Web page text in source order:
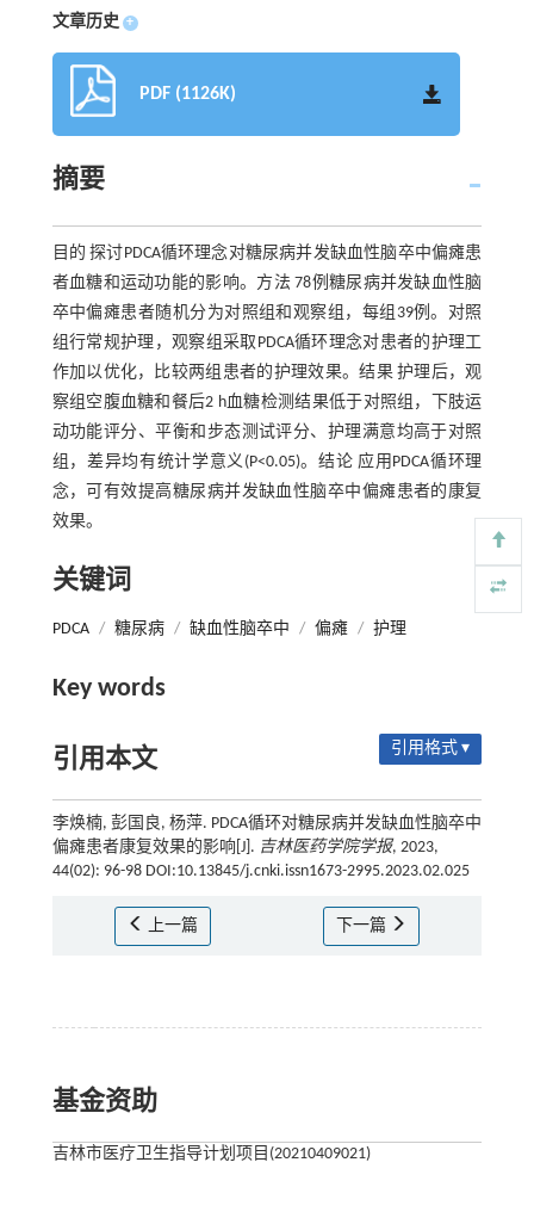
文章历史 +
PDF (1126K)
摘要
目的 探讨PDCA循环理念对糖尿病并发缺血性脑卒中偏瘫患
者血糖和运动功能的影响。方法 78例糖尿病并发缺血性脑
卒中偏瘫患者随机分为对照组和观察组，每组39例。对照
组行常规护理，观察组采取PDCA循环理念对患者的护理工
作加以优化，比较两组患者的护理效果。结果 护理后，观
察组空腹血糖和餐后2 h血糖检测结果低于对照组，下肢运
动功能评分、平衡和步态测试评分、护理满意均高于对照
组，差异均有统计学意义(P<0.05)。结论 应用PDCA循环理
念，可有效提高糖尿病并发缺血性脑卒中偏瘫患者的康复
效果。
关键词
PDCA / 糖尿病 / 缺血性脑卒中 / 偏瘫 / 护理
Key words
引用本文 引用格式 ▾
李焕楠, 彭国良, 杨萍. PDCA循环对糖尿病并发缺血性脑卒中
偏瘫患者康复效果的影响[J]. 吉林医药学院学报, 2023,
44(02): 96-98 DOI:10.13845/j.cnki.issn1673-2995.2023.02.025
上一篇 下一篇
基金资助
吉林市医疗卫生指导计划项目(20210409021)